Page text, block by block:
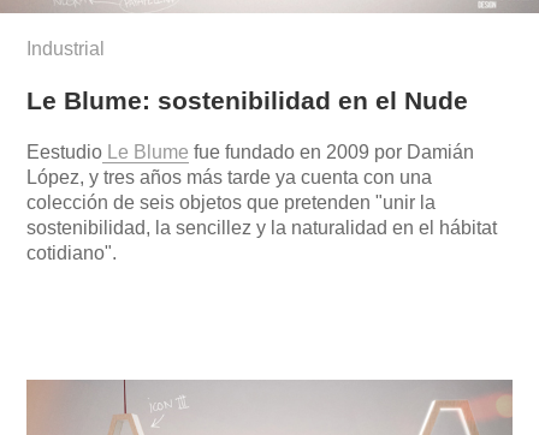
Industrial
Le Blume: sostenibilidad en el Nude
Eestudio Le Blume fue fundado en 2009 por Damián
López, y tres años más tarde ya cuenta con una
colección de seis objetos que pretenden "unir la
sostenibilidad, la sencillez y la naturalidad en el hábitat
cotidiano".